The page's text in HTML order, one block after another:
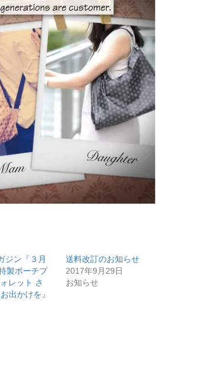
ジン『３月
製ポーチプ
レット さ
出かけを』
送料改訂のお知らせ
2017年9月29日
お知らせ